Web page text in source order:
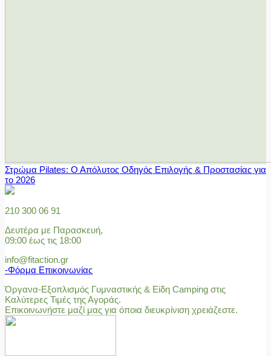
Στρώμα Pilates: Ο Απόλυτος Οδηγός Επιλογής & Προστασίας για
το 2026
210 300 06 91
Δευτέρα με Παρασκευή,
09:00 έως τις 18:00
info@fitaction.gr
-Φόρμα Επικοινωνίας
Όργανα-Εξοπλισμός Γυμναστικής & Είδη Camping στις
Καλύτερες Τιμές της Αγοράς.
Επικοινωνήστε μαζί μας για όποια διευκρίνιση χρειάζεστε.